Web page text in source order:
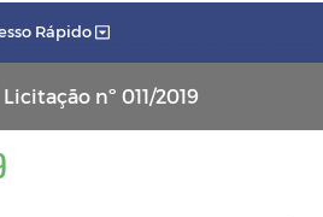
Rápido
Licitação nº 011/2019